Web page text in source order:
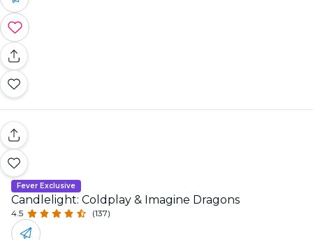
Fever Exclusive
Candlelight: Coldplay & Imagine Dragons
4.5 (137)